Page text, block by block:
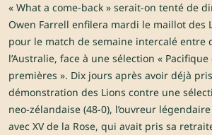
« What a come-back » serait-on tenté de
Owen Farrell enfilera mardi le maillot des
pour le match de semaine intercalé entre
l’Australie, face à une sélection «
premières ». Dix jours après avoir déjà
démonstration des Lions contre une
neo-zélandaise (48-0), l’ouvreur
avec XV de la Rose, qui avait pris sa